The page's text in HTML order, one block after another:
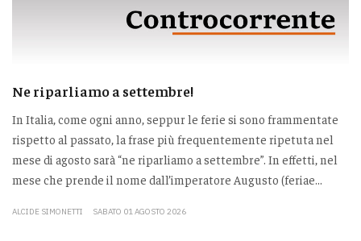
Ne riparliamo a settembre!
In Italia, come ogni anno, seppur le ferie si sono frammentate
rispetto al passato, la frase più frequentemente ripetuta nel
mese di agosto sarà “ne riparliamo a settembre”. In effetti, nel
mese che prende il nome dall’imperatore Augusto (feriae...
ALCIDE SIMONETTI SABATO 01 AGOSTO 2026